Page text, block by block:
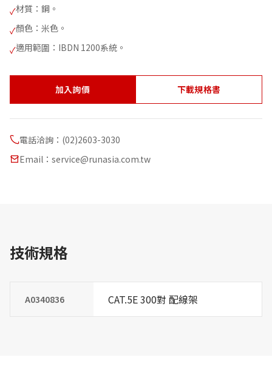
✓材質：鋼。
✓顏色：米色。
✓適用範圍：IBDN 1200系統。
加入詢價 下載規格書
電話洽詢：(02)2603-3030
Email：service@runasia.com.tw
技術規格
A0340836 CAT.5E 300對 配線架